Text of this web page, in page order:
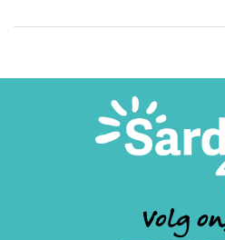
Volg